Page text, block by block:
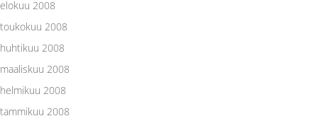
elokuu 2008
toukokuu 2008
huhtikuu 2008
maaliskuu 2008
helmikuu 2008
tammikuu 2008